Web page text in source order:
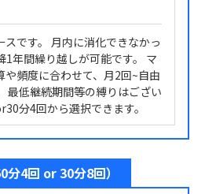
スです。 月内に消化できなかっ
1年間繰り越しが可能です。 マ
や頻度に合わせて、月2回~自由
最低継続期間等の縛りはござい
分4回から選択できます。
4回 or 30分8回）